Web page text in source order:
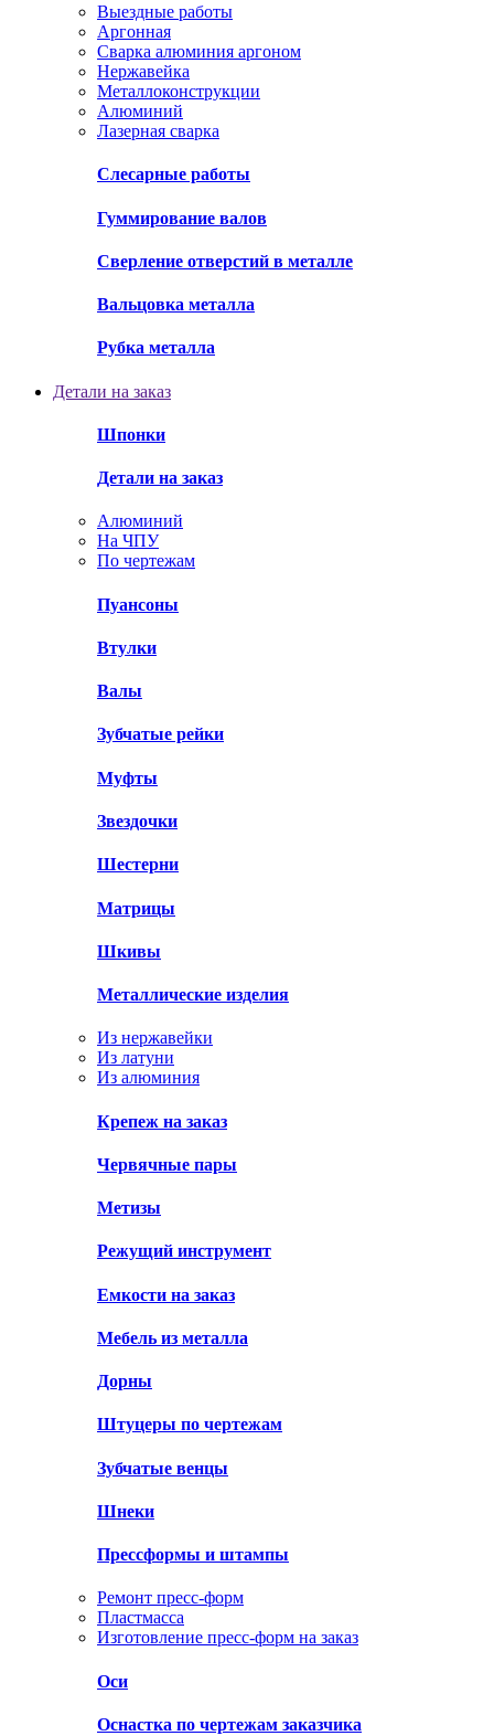
Выездные работы
Аргонная
Сварка алюминия аргоном
Нержавейка
Металлоконструкции
Алюминий
Лазерная сварка
Слесарные работы
Гуммирование валов
Сверление отверстий в металле
Вальцовка металла
Рубка металла
Детали на заказ
Шпонки
Детали на заказ
Алюминий
На ЧПУ
По чертежам
Пуансоны
Втулки
Валы
Зубчатые рейки
Муфты
Звездочки
Шестерни
Матрицы
Шкивы
Металлические изделия
Из нержавейки
Из латуни
Из алюминия
Крепеж на заказ
Червячные пары
Метизы
Режущий инструмент
Емкости на заказ
Мебель из металла
Дорны
Штуцеры по чертежам
Зубчатые венцы
Шнеки
Прессформы и штампы
Ремонт пресс-форм
Пластмасса
Изготовление пресс-форм на заказ
Оси
Оснастка по чертежам заказчика